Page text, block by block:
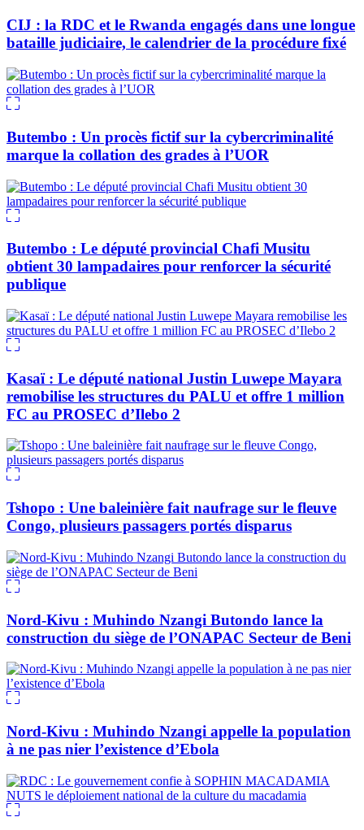
CIJ : la RDC et le Rwanda engagés dans une longue
bataille judiciaire, le calendrier de la procédure fixé
Butembo : Un procès fictif sur la cybercriminalité
marque la collation des grades à l’UOR
Butembo : Le député provincial Chafi Musitu
obtient 30 lampadaires pour renforcer la sécurité
publique
Kasaï : Le député national Justin Luwepe Mayara
remobilise les structures du PALU et offre 1 million
FC au PROSEC d’Ilebo 2
Tshopo : Une baleinière fait naufrage sur le fleuve
Congo, plusieurs passagers portés disparus
Nord-Kivu : Muhindo Nzangi Butondo lance la
construction du siège de l’ONAPAC Secteur de Beni
Nord-Kivu : Muhindo Nzangi appelle la population
à ne pas nier l’existence d’Ebola